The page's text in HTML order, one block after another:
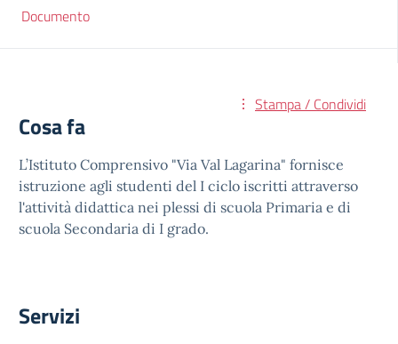
Documento
Stampa / Condividi
Cosa fa
L’Istituto Comprensivo "Via Val Lagarina" fornisce
istruzione agli studenti del I ciclo iscritti attraverso
l'attività didattica nei plessi di scuola Primaria e di
scuola Secondaria di I grado.
Servizi